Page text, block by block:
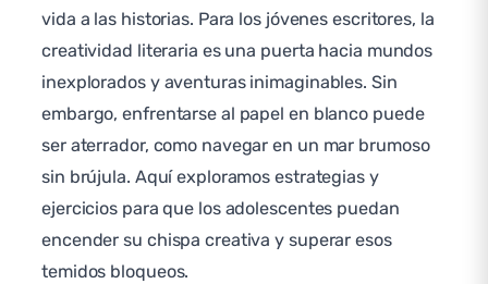
vida a las historias. Para los jóvenes escritores, la
creatividad literaria es una puerta hacia mundos
inexplorados y aventuras inimaginables. Sin
embargo, enfrentarse al papel en blanco puede
ser aterrador, como navegar en un mar brumoso
sin brújula. Aquí exploramos estrategias y
ejercicios para que los adolescentes puedan
encender su chispa creativa y superar esos
temidos bloqueos.